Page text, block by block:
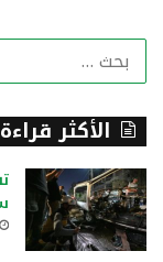
الأكثر قراءة